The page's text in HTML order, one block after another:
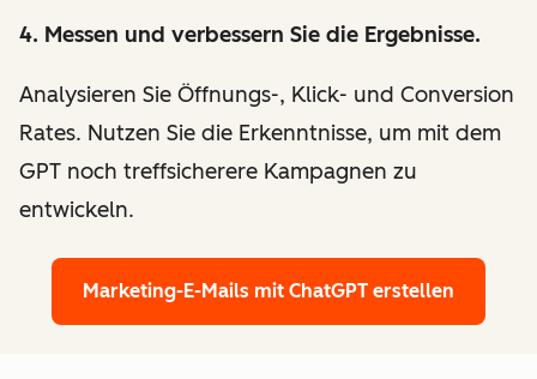
4. Messen und verbessern Sie die Ergebnisse.
Analysieren Sie Öffnungs-, Klick- und Conversion
Rates. Nutzen Sie die Erkenntnisse, um mit dem
GPT noch treffsicherere Kampagnen zu
entwickeln.
Marketing-E-Mails mit ChatGPT erstellen